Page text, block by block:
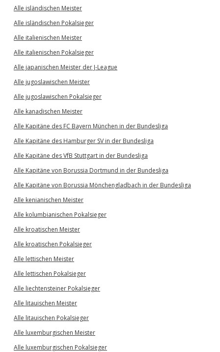
Alle isländischen Meister
Alle isländischen Pokalsieger
Alle italienischen Meister
Alle italienischen Pokalsieger
Alle japanischen Meister der J-League
Alle jugoslawischen Meister
Alle jugoslawischen Pokalsieger
Alle kanadischen Meister
Alle Kapitäne des FC Bayern München in der Bundesliga
Alle Kapitäne des Hamburger SV in der Bundesliga
Alle Kapitäne des VfB Stuttgart in der Bundesliga
Alle Kapitäne von Borussia Dortmund in der Bundesliga
Alle Kapitäne von Borussia Mönchengladbach in der Bundesliga
Alle kenianischen Meister
Alle kolumbianischen Pokalsieger
Alle kroatischen Meister
Alle kroatischen Pokalsieger
Alle lettischen Meister
Alle lettischen Pokalsieger
Alle liechtensteiner Pokalsieger
Alle litauischen Meister
Alle litauischen Pokalsieger
Alle luxemburgischen Meister
Alle luxemburgischen Pokalsieger